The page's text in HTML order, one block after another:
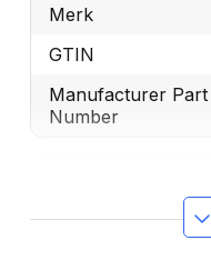
Merk
GTIN
Manufacturer Part
Number
Materiaal behuizing